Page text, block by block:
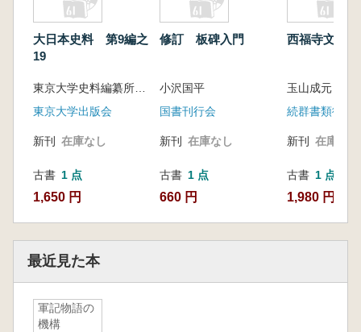
大日本史料 第9編之
19
東京大学史料編纂所 編纂
東京大学出版会
新刊 在庫なし
古書 1 点
1,650 円
修訂 板碑入門
小沢国平
国書刊行会
新刊 在庫なし
古書 1 点
660 円
西福寺文書
玉山成元 校
続群書類従完
新刊 在庫なし
古書 1 点
1,980 円
最近見た本
軍記物語の
機構